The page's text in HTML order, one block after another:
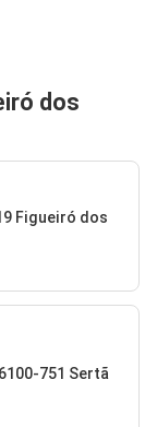
dos
Figueiró dos
751 Sertã